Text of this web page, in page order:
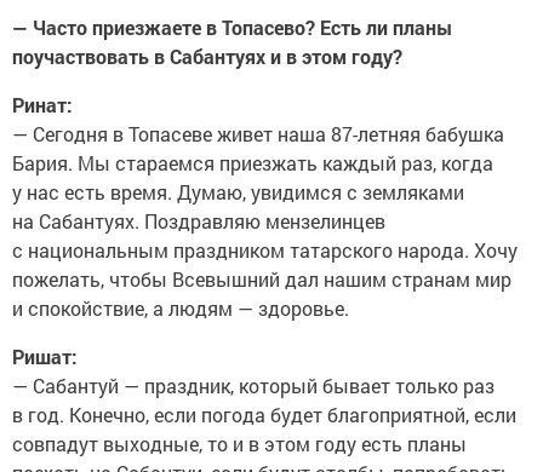
— Часто приезжаете в Топасево? Есть ли планы
поучаствовать в Сабантуях и в этом году?
Ринат:
— Сегодня в Топасеве живет наша 87-летняя бабушка
Бария. Мы стараемся приезжать каждый раз, когда
у нас есть время. Думаю, увидимся с земляками
на Сабантуях. Поздравляю мензелинцев
с национальным праздником татарского народа. Хочу
пожелать, чтобы Всевышний дал нашим странам мир
и спокойствие, а людям — здоровье.
Ришат:
— Сабантуй — праздник, который бывает только раз
в год. Конечно, если погода будет благоприятной, если
совпадут выходные, то и в этом году есть планы